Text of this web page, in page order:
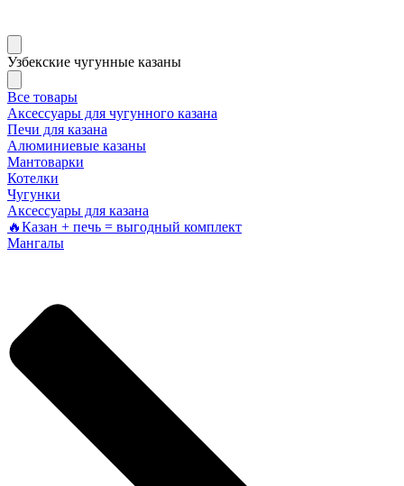
Узбекские чугунные казаны
Все товары
Аксессуары для чугунного казана
Печи для казана
Алюминиевые казаны
Мантоварки
Котелки
Чугунки
Аксессуары для казана
🔥Казан + печь = выгодный комплект
Мангалы